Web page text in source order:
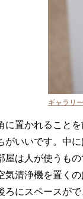
ギャラリ
置かれること
がいいです。中
屋は人が使うも
気清浄機を置く
ろにスペースが